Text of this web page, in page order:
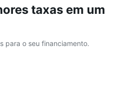
taxas em um
para o seu financiamento.